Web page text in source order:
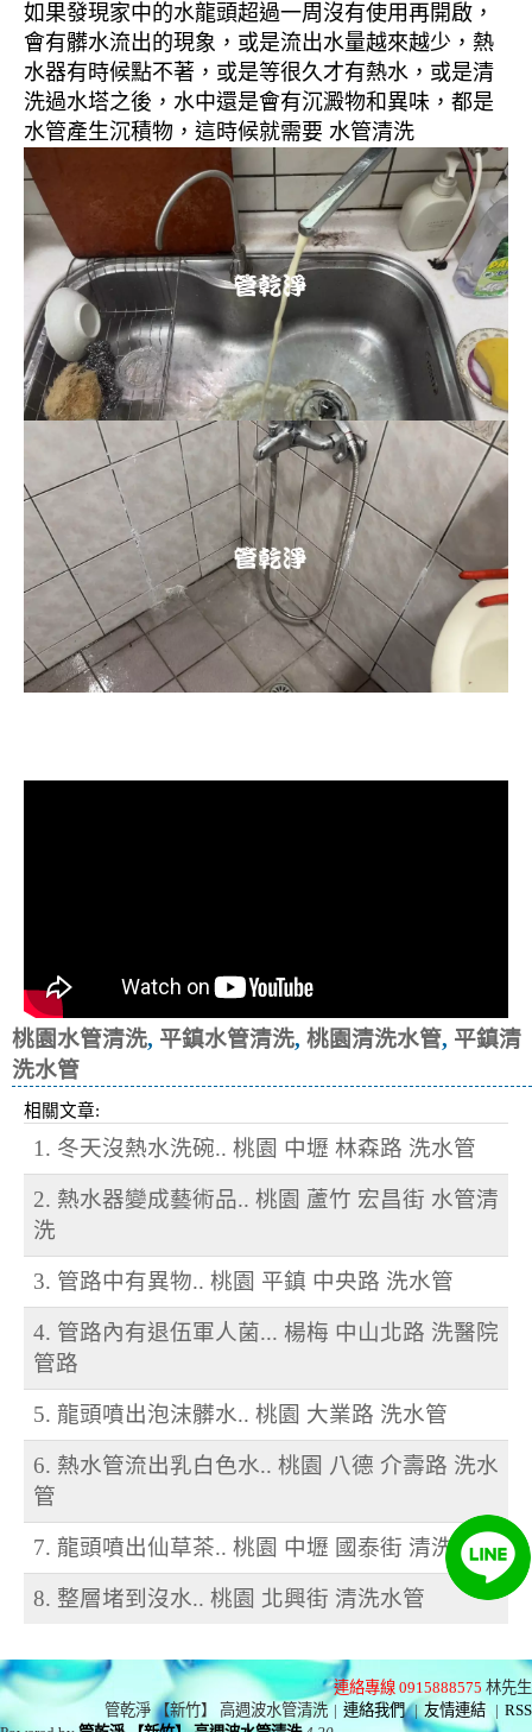
如果發現家中的水龍頭超過一周沒有使用再開啟，
會有髒水流出的現象，或是流出水量越來越少，熱
水器有時候點不著，或是等很久才有熱水，或是清
洗過水塔之後，水中還是會有沉澱物和異味，都是
水管產生沉積物，這時候就需要 水管清洗
桃園水管清洗, 平鎮水管清洗, 桃園清洗水管, 平鎮清
洗水管
相關文章:
1. 冬天沒熱水洗碗.. 桃園 中壢 林森路 洗水管
2. 熱水器變成藝術品.. 桃園 蘆竹 宏昌街 水管清
洗
3. 管路中有異物.. 桃園 平鎮 中央路 洗水管
4. 管路內有退伍軍人菌... 楊梅 中山北路 洗醫院
管路
5. 龍頭噴出泡沫髒水.. 桃園 大業路 洗水管
6. 熱水管流出乳白色水.. 桃園 八德 介壽路 洗水
管
7. 龍頭噴出仙草茶.. 桃園 中壢 國泰街 清洗水管
8. 整層堵到沒水.. 桃園 北興街 清洗水管
連絡專線 0915888575 林先生
管乾淨 【新竹】 高週波水管清洗 | 連絡我們 | 友情連結 | RSS